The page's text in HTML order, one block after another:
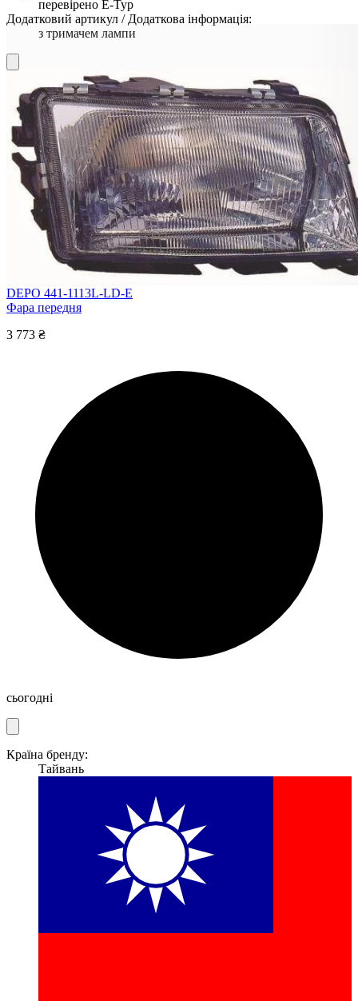
перевірено E-Typ
Додатковий артикул / Додаткова інформація:
з тримачем лампи
DEPO 441-1113L-LD-E
Фара передня
3 773 ₴
сьогодні
Країна бренду:
Тайвань